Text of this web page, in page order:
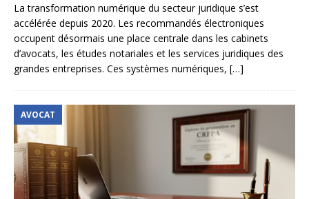
La transformation numérique du secteur juridique s’est
accélérée depuis 2020. Les recommandés électroniques
occupent désormais une place centrale dans les cabinets
d’avocats, les études notariales et les services juridiques des
grandes entreprises. Ces systèmes numériques, […]
AVOCAT